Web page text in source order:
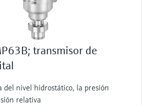
transmisor de
del nivel hidrostático, la presión
relativa